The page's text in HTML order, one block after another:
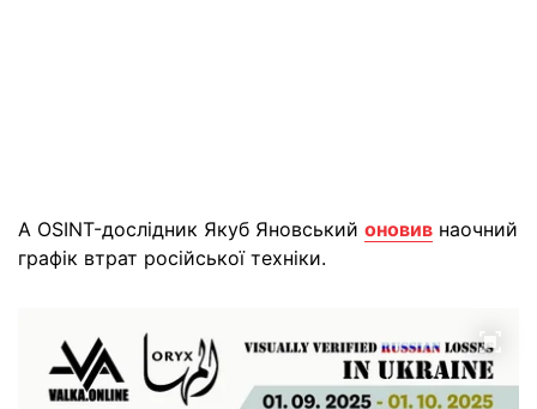
А OSINT-дослідник Якуб Яновський оновив наочний
графік втрат російської техніки.